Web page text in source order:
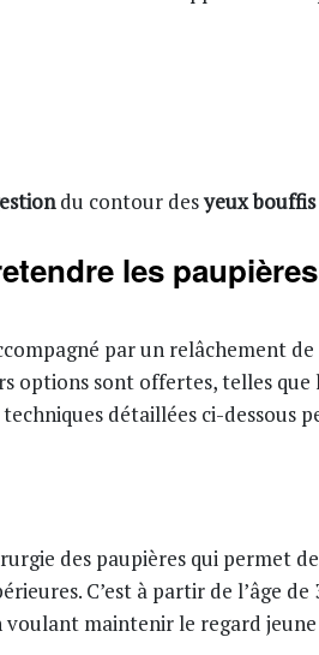
du contour desyeux bouffis
les
par un relâchement
options sont offertes, telles
détaillées ci-dessous
des paupières qui permet
C’est à partir de l’âge
maintenir le regard